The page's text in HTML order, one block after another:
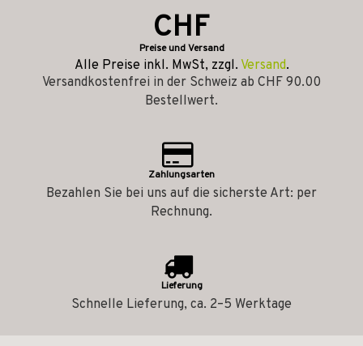
CHF
Preise und Versand
Alle Preise inkl. MwSt, zzgl. Versand.
Versandkostenfrei in der Schweiz ab CHF 90.00
Bestellwert.
Zahlungsarten
Bezahlen Sie bei uns auf die sicherste Art: per
Rechnung.
Lieferung
Schnelle Lieferung, ca. 2–5 Werktage